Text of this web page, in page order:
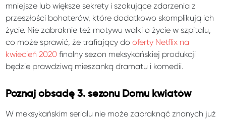
mniejsze lub większe sekrety i szokujące zdarzenia z
przeszłości bohaterów, które dodatkowo skomplikują ich
życie. Nie zabraknie też motywu walki o życie w szpitalu,
co może sprawić, że trafiający dooferty Netflix na
kwiecień 2020 finalny sezon meksykańskiej produkcji
będzie prawdziwą mieszanką dramatu i komedii.
Poznaj obsadę 3. sezonu Domu kwiatów
W meksykańskim serialu nie może zabraknąć znanych już